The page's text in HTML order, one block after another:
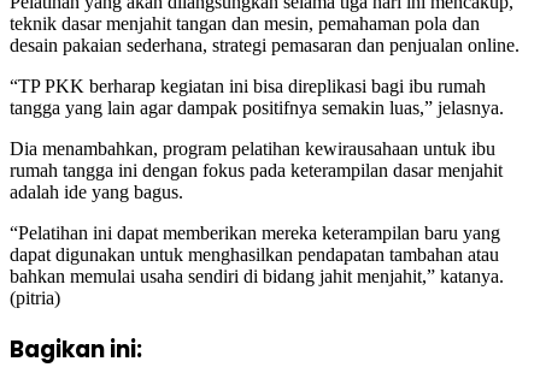
teknik dasar menjahit tangan dan mesin, pemahaman pola dan
desain pakaian sederhana, strategi pemasaran dan penjualan online.
“TP PKK berharap kegiatan ini bisa direplikasi bagi ibu rumah
tangga yang lain agar dampak positifnya semakin luas,” jelasnya.
Dia menambahkan, program pelatihan kewirausahaan untuk ibu
rumah tangga ini dengan fokus pada keterampilan dasar menjahit
adalah ide yang bagus.
“Pelatihan ini dapat memberikan mereka keterampilan baru yang
dapat digunakan untuk menghasilkan pendapatan tambahan atau
bahkan memulai usaha sendiri di bidang jahit menjahit,” katanya.
(pitria)
Bagikan ini: